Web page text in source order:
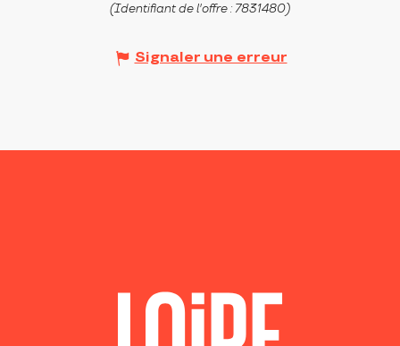
(Identifiant de l'offre :7831480)
Signaler une erreur